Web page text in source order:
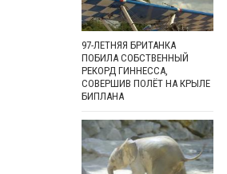
97-ЛЕТНЯЯ БРИТАНКА
ПОБИЛА СОБСТВЕННЫЙ
РЕКОРД ГИННЕССА,
СОВЕРШИВ ПОЛЁТ НА КРЫЛЕ
БИПЛАНА